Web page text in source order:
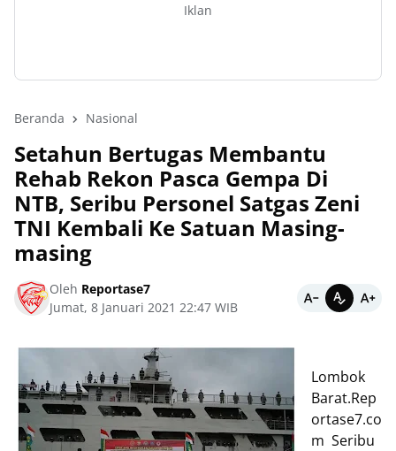
Iklan
Beranda Nasional
Setahun Bertugas Membantu
Rehab Rekon Pasca Gempa Di
NTB, Seribu Personel Satgas Zeni
TNI Kembali Ke Satuan Masing-
masing
Oleh Reportase7
Jumat, 8 Januari 2021 22:47 WIB
Lombok
Barat.Rep
ortase7.co
m Seribu